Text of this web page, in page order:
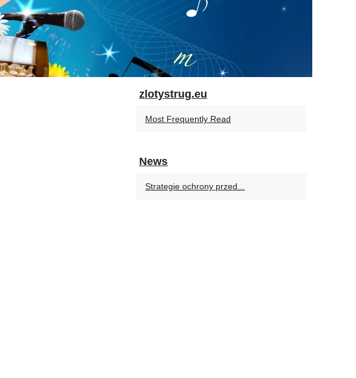
zlotystrug.eu
Most Frequently Read
News
Strategie ochrony przed...